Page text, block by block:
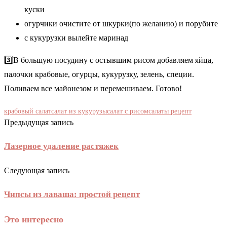
куски
огурчики очистите от шкурки(по желанию) и порубите
с кукурузки вылейте маринад
3️⃣В большую посудину с остывшим рисом добавляем яйца,
палочки крабовые, огурцы, кукурузку, зелень, специи.
Поливаем все майонезом и перемешиваем. Готово!
крабовый салатсалат из кукурузысалат с рисомсалаты рецепт
Предыдущая запись
Лазерное удаление растяжек
Следующая запись
Чипсы из лаваша: простой рецепт
Это интересно